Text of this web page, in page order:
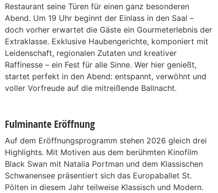
Restaurant seine Türen für einen ganz besonderen
Abend. Um 19 Uhr beginnt der Einlass in den Saal –
doch vorher erwartet die Gäste ein Gourmeterlebnis der
Extraklasse. Exklusive Haubengerichte, komponiert mit
Leidenschaft, regionalen Zutaten und kreativer
Raffinesse – ein Fest für alle Sinne. Wer hier genießt,
startet perfekt in den Abend: entspannt, verwöhnt und
voller Vorfreude auf die mitreißende Ballnacht.
Fulminante Eröffnung
Auf dem Eröffnungsprogramm stehen 2026 gleich drei
Highlights. Mit Motiven aus dem berühmten Kinofilm
Black Swan mit Natalia Portman und dem Klassischen
Schwanensee präsentiert sich das Europaballet St.
Pölten in diesem Jahr teilweise Klassisch und Modern.